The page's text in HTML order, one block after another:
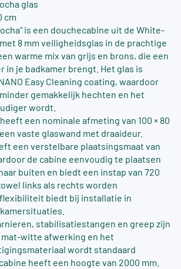
glas
cm
is een douchecabine uit de White-
8 mm veiligheidsglas in de prachtige
warme mix van grijs en brons, die een
in je badkamer brengt. Het glas is
Easy Cleaning coating, waardoor
gemakkelijk hechten en het
wordt.
een nominale afmeting van 100 × 80
vaste glaswand met draaideur.
een verstelbare plaatsingsmaat van
de cabine eenvoudig te plaatsen
buiten en biedt een instap van 720
links als rechts worden
biedt bij installatie in
stabilisatiestangen en greep zijn
witte afwerking en het
wordt standaard
heeft een hoogte van 2000 mm.